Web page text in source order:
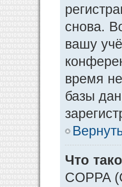
снова.
вашу
время
базы
Что
COPPA